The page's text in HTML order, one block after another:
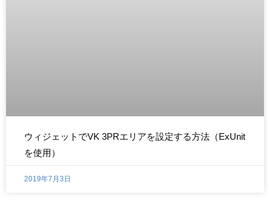
ウィジェットでVK 3PRエリアを設定する方法（ExUnit
を使用）
2019年7月3日